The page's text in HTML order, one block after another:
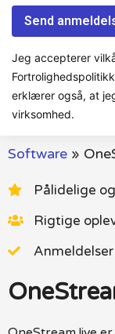
Jeg accepterer
erklærer også, at
virksomhed.
Software »
Pålidelige
Rigtige